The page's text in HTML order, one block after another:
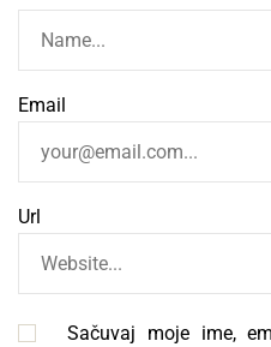
Email
Url
Sačuvaj moje ime,